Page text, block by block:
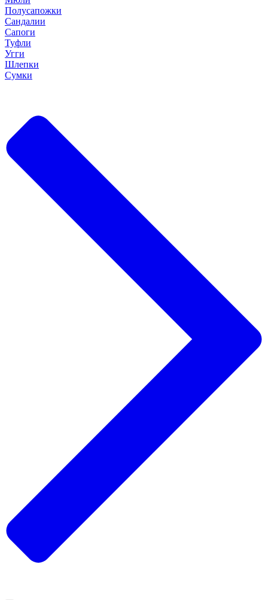
Полусапожки
Сандалии
Сапоги
Туфли
Угги
Шлепки
Сумки